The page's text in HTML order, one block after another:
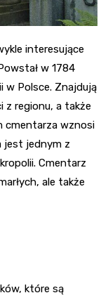
interesujące
w 1784
w Polsce. Znajdują
z regionu, a także
cmentarza wznosi
jest jednym z
Cmentarz
ale także
które są